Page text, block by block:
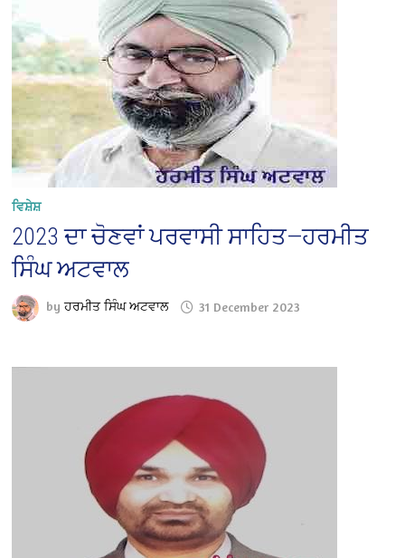
ਵਿਸ਼ੇਸ਼
2023 ਦਾ ਚੋਣਵਾਂ ਪਰਵਾਸੀ ਸਾਹਿਤ—ਹਰਮੀਤ
ਸਿੰਘ ਅਟਵਾਲ
byਹਰਮੀਤ ਸਿੰਘ ਅਟਵਾਲ 31 December 2023